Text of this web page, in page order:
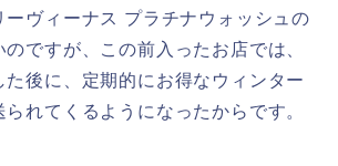
ーヴィーナス プラチナウォッシュの
ですが、この前入ったお店では、
た後に、定期的にお得なウィンター
れてくるようになったからです。